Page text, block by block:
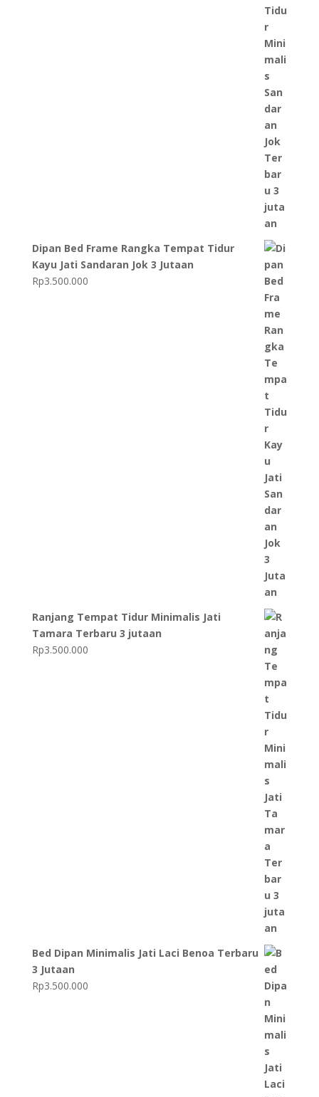
Dipan Bed Frame Rangka Tempat Tidur
Kayu Jati Sandaran Jok 3 Jutaan
Rp3.500.000
Ranjang Tempat Tidur Minimalis Jati
Tamara Terbaru 3 jutaan
Rp3.500.000
Bed Dipan Minimalis Jati Laci Benoa Terbaru
3 Jutaan
Rp3.500.000